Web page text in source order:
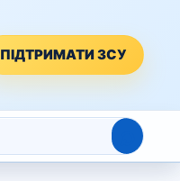
ПІДТРИМАТИ ЗСУ